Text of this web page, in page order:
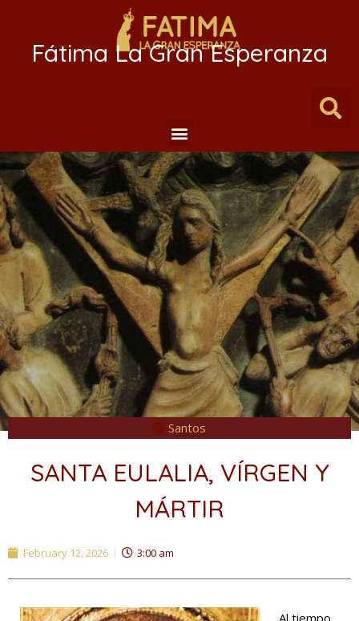
Fátima La Gran Esperanza
Santos
SANTA EULALIA, VÍRGEN Y
MÁRTIR
February 12, 2026 3:00 am
Al tiempo